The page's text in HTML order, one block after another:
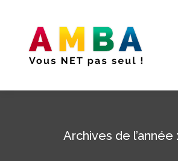
Archives de l’année :